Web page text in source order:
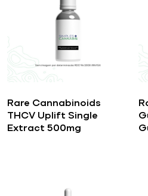
Rare Cannabinoids
THCV Uplift Single
Extract 500mg